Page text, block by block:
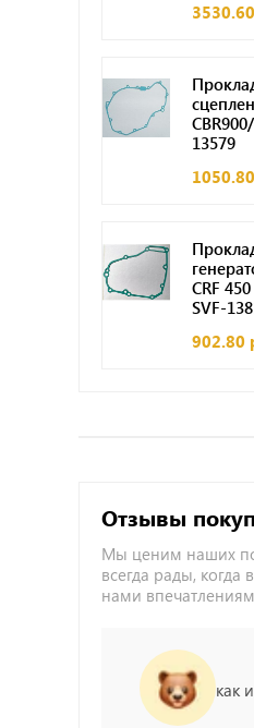
13579
CRF
SVF-
902.80
Отзывы
Мы ценим наших
всегда рады, когда
нами
как